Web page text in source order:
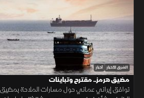
الشرق للأخبار أخبار
مضيق هرمز.. مقترح وتباينات
توافق إيراني عماني حول مسارات الملاحة بمضيق